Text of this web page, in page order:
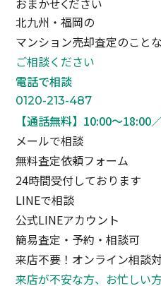
おまかせください
北九州・福岡の
マンション売却査定のこと
ご相談ください
電話で相談
0120-213-487
【通話無料】10:00〜18:00
メールで相談
無料査定依頼フォーム
24時間受付しております
LINEで相談
公式LINEアカウント
簡易査定・予約・相談可
来店不要！オンライン相談
来店が不安な方、お忙しい